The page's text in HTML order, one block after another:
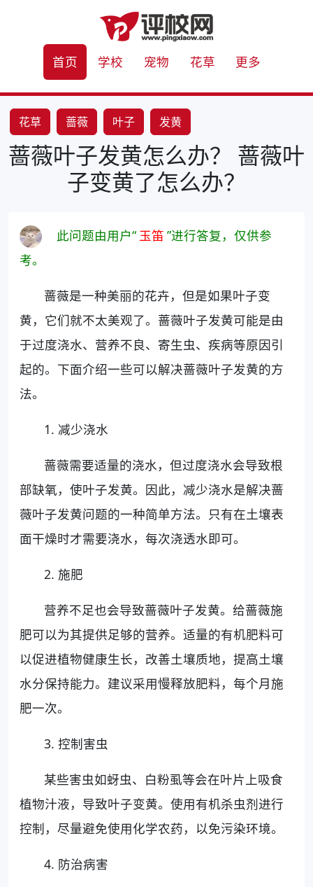
首页 学校 宠物 花草 更多
花草 蔷薇 叶子 发黄
蔷薇叶子发黄怎么办？ 蔷薇叶
子变黄了怎么办？
此问题由用户“ 玉笛 ”进行答复，仅供参
考。
蔷薇是一种美丽的花卉，但是如果叶子变
黄，它们就不太美观了。蔷薇叶子发黄可能是由
于过度浇水、营养不良、寄生虫、疾病等原因引
起的。下面介绍一些可以解决蔷薇叶子发黄的方
法。
1. 减少浇水
蔷薇需要适量的浇水，但过度浇水会导致根
部缺氧，使叶子发黄。因此，减少浇水是解决蔷
薇叶子发黄问题的一种简单方法。只有在土壤表
面干燥时才需要浇水，每次浇透水即可。
2. 施肥
营养不足也会导致蔷薇叶子发黄。给蔷薇施
肥可以为其提供足够的营养。适量的有机肥料可
以促进植物健康生长，改善土壤质地，提高土壤
水分保持能力。建议采用慢释放肥料，每个月施
肥一次。
3. 控制害虫
某些害虫如蚜虫、白粉虱等会在叶片上吸食
植物汁液，导致叶子变黄。使用有机杀虫剂进行
控制，尽量避免使用化学农药，以免污染环境。
4. 防治病害